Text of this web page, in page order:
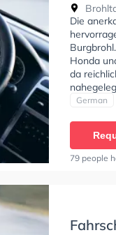
Die
Honda
da
A2,
und
German
79 people